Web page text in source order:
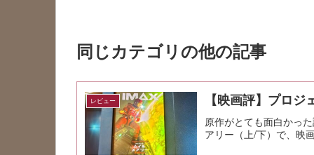
同じカテゴリの他の記事
レビュー 【映画評】プロ
原作がとても面白かっ
アリー（上/下）で、映